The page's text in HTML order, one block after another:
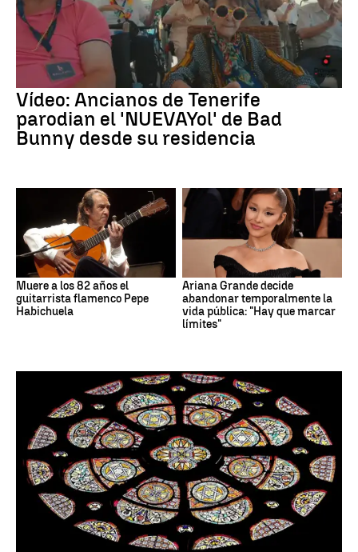
Vídeo: Ancianos de Tenerife
parodian el 'NUEVAYol' de Bad
Bunny desde su residencia
Muere a los 82 años el
guitarrista flamenco Pepe
Habichuela
Ariana Grande decide
abandonar temporalmente la
vida pública: "Hay que marcar
límites"